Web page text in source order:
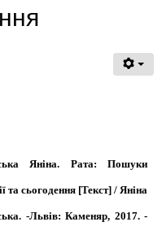
Яніна. Рата: Пошуки
та сьогодення [Текст] / Яніна
-Львів: Каменяр, 2017. -